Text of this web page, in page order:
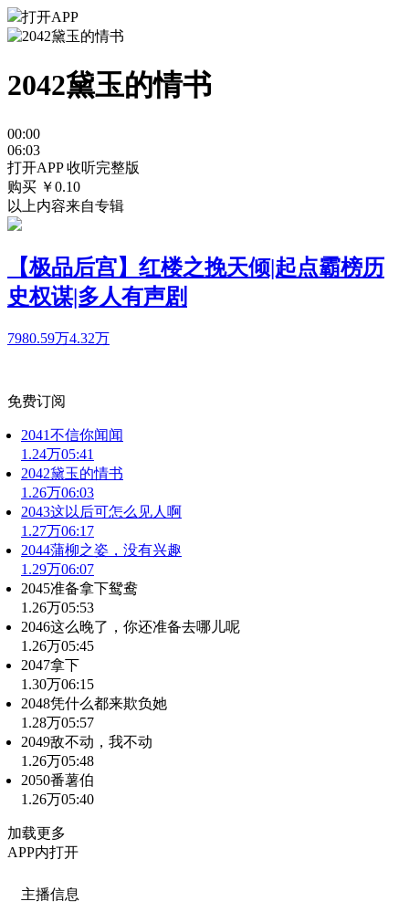
打开APP
2042黛玉的情书
00:00
06:03
打开APP 收听完整版
购买 ￥0.10
以上内容来自专辑
【极品后宫】红楼之挽天倾|起点霸榜历
史权谋|多人有声剧
7980.59万4.32万
免费订阅
2041不信你闻闻
1.24万05:41
2042黛玉的情书
1.26万06:03
2043这以后可怎么见人啊
1.27万06:17
2044蒲柳之姿，没有兴趣
1.29万06:07
2045准备拿下鸳鸯
1.26万05:53
2046这么晚了，你还准备去哪儿呢
1.26万05:45
2047拿下
1.30万06:15
2048凭什么都来欺负她
1.28万05:57
2049敌不动，我不动
1.26万05:48
2050番薯伯
1.26万05:40
加载更多
APP内打开
主播信息